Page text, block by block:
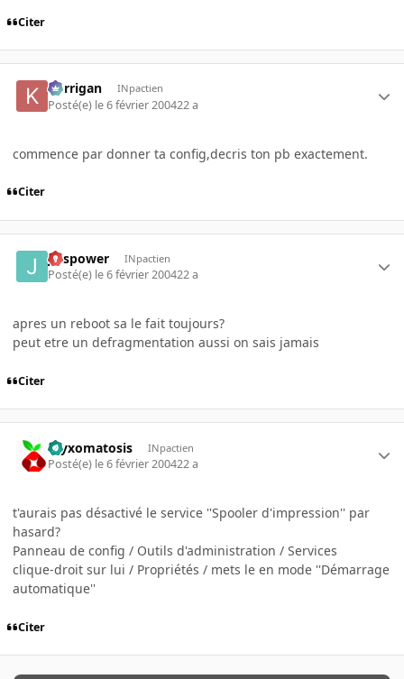
Citer
korrigan INpactien
Posté(e) le 6 février 200422 a
commence par donner ta config,decris ton pb exactement.
Citer
julspower INpactien
Posté(e) le 6 février 200422 a
apres un reboot sa le fait toujours?
peut etre un defragmentation aussi on sais jamais
Citer
myxomatosis INpactien
Posté(e) le 6 février 200422 a
t'aurais pas désactivé le service ''Spooler d'impression'' par
hasard?
Panneau de config / Outils d'administration / Services
clique-droit sur lui / Propriétés / mets le en mode ''Démarrage
automatique''
Citer